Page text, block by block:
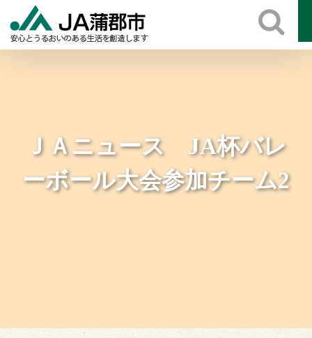
ＪＡニュース JA杯バレ
ーボール大会参加チーム2